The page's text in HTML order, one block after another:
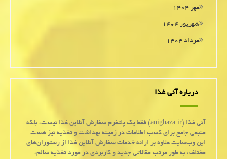
مهر ۱۴۰۴
شهریور ۱۴۰۴
مرداد ۱۴۰۴
درباره آنی غذا
آنی غذا (anighaza.ir) فقط یک پلتفرم سفارش آنلاین غذا نیست، بلکه
منبعی جامع برای کسب اطلاعات در زمینه بهداشت و تغذیه نیز هست.
این وب‌سایت علاوه بر ارائه خدمات سفارش آنلاین غذا از رستوران‌های
مختلف، به طور مرتب مقالاتی جدید و کاربردی در مورد تغذیه سالم،